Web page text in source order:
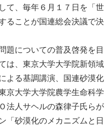
て、毎年６月１７日を「世
ることが国連総会決議で決
問題についての普及啓発を目
は、東京大学大学院新領域
よる基調講演、国連砂漠化
京大学大学院農学生命科学
法人サヘルの森律子氏らが
「 砂漠化のメカニズムと日